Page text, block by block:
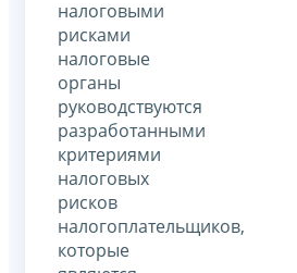
налоговыми
рисками
налоговые
органы
руководствуются
разработанными
критериями
налоговых
рисков
налогоплательщиков,
которые